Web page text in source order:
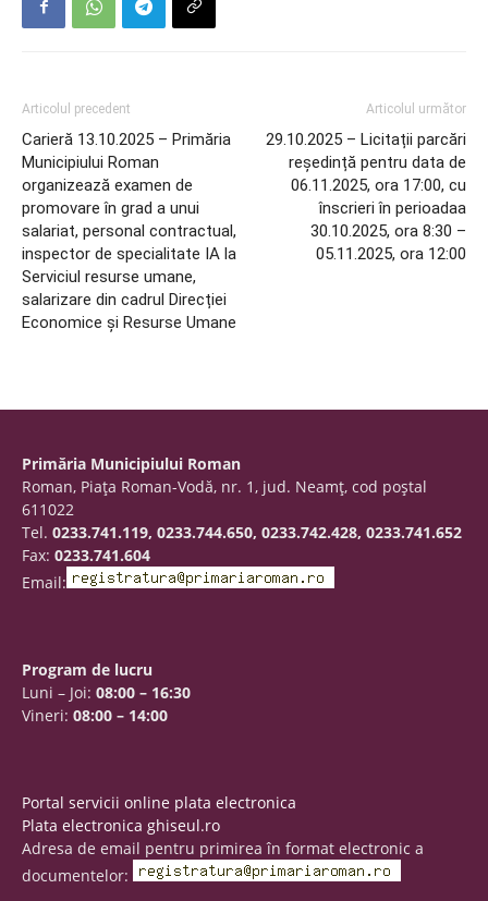
Articolul precedent
Carieră 13.10.2025 – Primăria
Municipiului Roman
organizează examen de
promovare în grad a unui
salariat, personal contractual,
inspector de specialitate IA la
Serviciul resurse umane,
salarizare din cadrul Direcției
Economice și Resurse Umane
Articolul următor
29.10.2025 – Licitații parcări
reședință pentru data de
06.11.2025, ora 17:00, cu
înscrieri în perioadaa
30.10.2025, ora 8:30 –
05.11.2025, ora 12:00
Primăria Municipiului Roman
Roman, Piaţa Roman-Vodă, nr. 1, jud. Neamţ, cod poştal
611022
Tel. 0233.741.119, 0233.744.650, 0233.742.428, 0233.741.652
Fax: 0233.741.604
Email:
Program de lucru
Luni – Joi: 08:00 – 16:30
Vineri: 08:00 – 14:00
Portal servicii online plata electronica
Plata electronica ghiseul.ro
Adresa de email pentru primirea în format electronic a
documentelor: